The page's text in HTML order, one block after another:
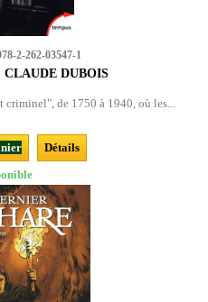
2-262-03547-1
DUBOIS
de 1750 à 1940, où les...
Détails